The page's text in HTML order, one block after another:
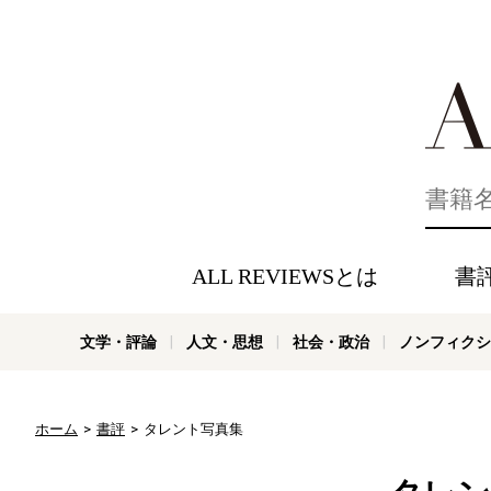
ALL REVIEWSとは 書
文学・評論 人文・思想 社会・政治 ノンフィク
ホーム 書評 タレント写真集